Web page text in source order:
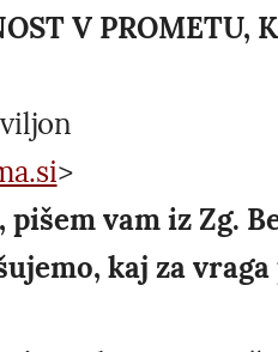
V PROMETU,
>
pišem vam iz Zg.
kaj za